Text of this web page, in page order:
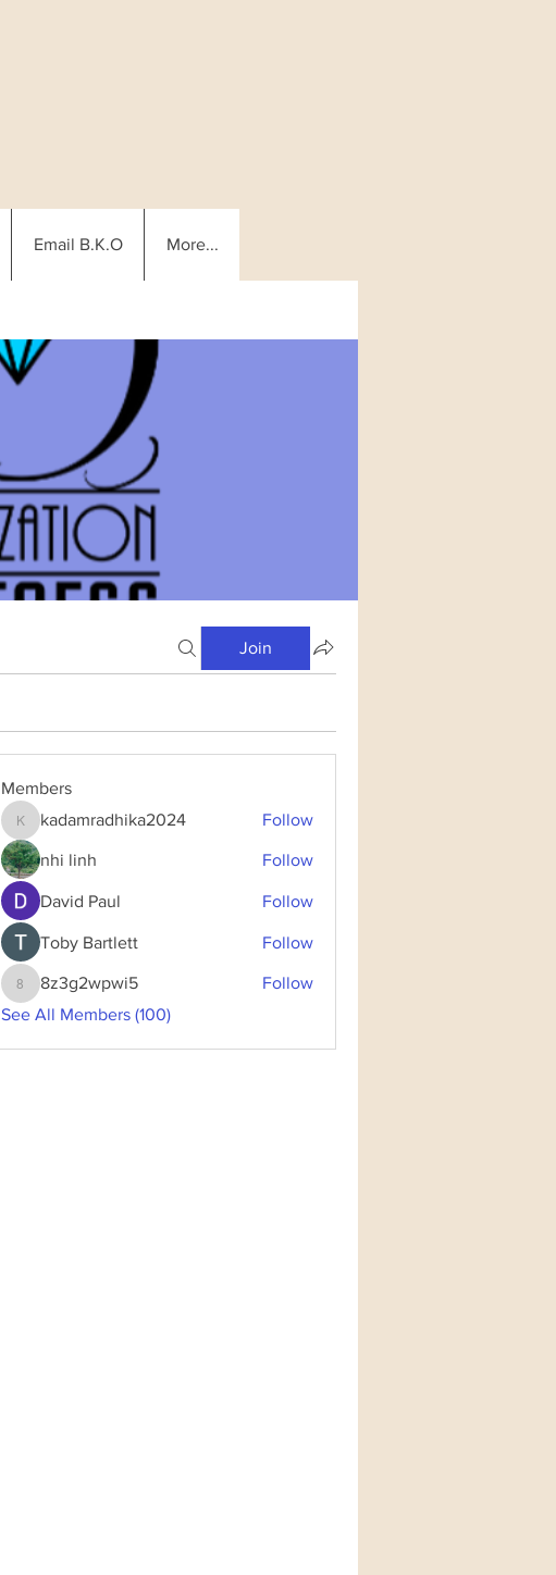
Email B.K.O More...
Join
Members
kadamradhika2024
kadamradhika2024 Follow
nhi linh Follow
David Paul Follow
Toby Bartlett Follow
8z3g2wpwi5
8z3g2wpwi5
Follow
See All Members (100)